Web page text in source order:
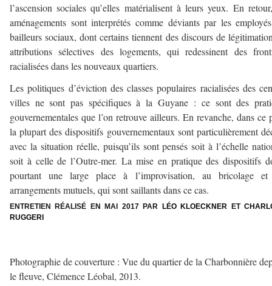
l’ascension sociales qu’elles matérialisent à leurs yeux. En
aménagements sont interprétés comme déviants par les
bailleurs sociaux, dont certains tiennent des discours de
attributions sélectives des logements, qui redessinent des
racialisées dans les nouveaux quartiers.
Les politiques d’éviction des classes populaires racialisées des
villes ne sont pas spécifiques à la Guyane : ce sont des
gouvernementales que l’on retrouve ailleurs. En revanche, dans ce
la plupart des dispositifs gouvernementaux sont particulièrement
avec la situation réelle, puisqu’ils sont pensés soit à l’échelle
soit à celle de l’Outre-mer. La mise en pratique des dispositifs
pourtant une large place à l’improvisation, au bricolage
arrangements mutuels, qui sont saillants dans ce cas.
ENTRETIEN RÉALISÉ EN MAI 2017 PAR LÉO KLOECKNER ET
RUGGERI
Photographie de couverture : Vue du quartier de la Charbonnière
le fleuve, Clémence Léobal, 2013.